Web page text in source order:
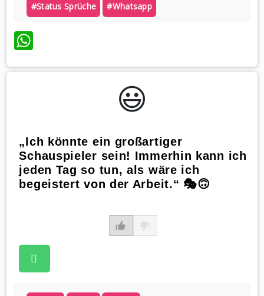
#status Sprüche #whatsapp
WhatsApp
😃️
„Ich könnte ein großartiger
Schauspieler sein! Immerhin kann ich
jeden Tag so tun, als wäre ich
begeistert von der Arbeit.“ 🎭🙃